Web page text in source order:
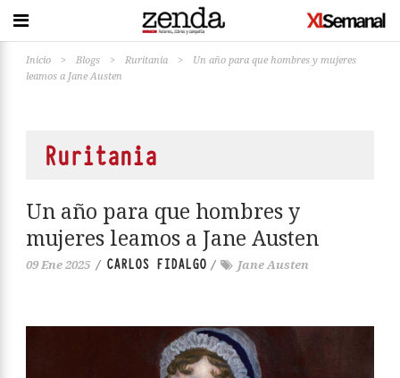
Inicio > Blogs > Ruritania >
Un año para que hombres y mujeres
leamos a Jane Austen
Ruritania
Un año para que hombres y
mujeres leamos a Jane Austen
09 Ene 2025 / CARLOS FIDALGO / Jane Austen